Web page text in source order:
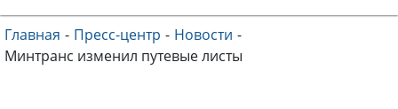
Главная - Пресс-центр - Новости -
Минтранс изменил путевые листы